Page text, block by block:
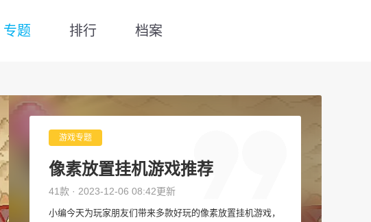
专题 排行 档案
游戏专题
像素放置挂机游戏推荐
41款 · 2023-12-06 08:42更新
小编今天为玩家朋友们带来多款好玩的像素放置挂机游戏，